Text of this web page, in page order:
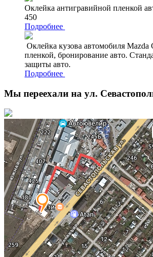
Оклейка антигравийной пленкой
450
Подробнее
Оклейка кузова автомобиля
пленкой, бронирование авто.
защиты авто.
Подробнее
Мы переехали на ул.